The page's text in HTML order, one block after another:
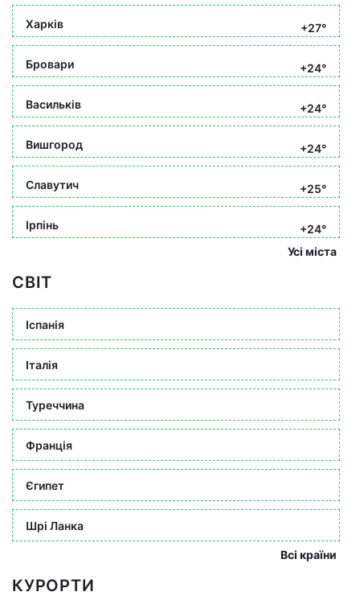
Харків +27°
Бровари +24°
Васильків +24°
Вишгород +24°
Славутич +25°
Ірпінь
+24°
Усі міста
СВІТ
Іспанія
Італія
Туреччина
Франція
Єгипет
Шрі Ланка
Всі країни
КУРОРТИ